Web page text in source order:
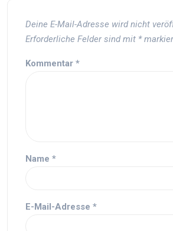
Deine E-Mail-Adresse wird nicht
Erforderliche Felder sind mit *
Kommentar *
Name *
E-Mail-Adresse *